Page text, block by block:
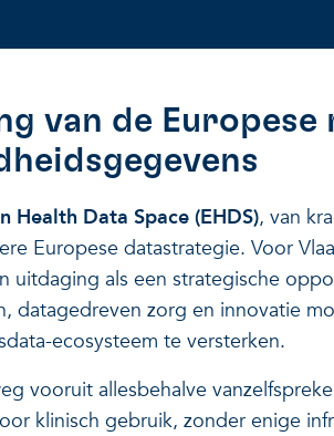
van de
Health Data Space (EHDS), van
Europese datastrategie. Voor
uitdaging als een strategische
datagedreven zorg en innovatie
ecosysteem te versterken.
vooruit allesbehalve
klinisch gebruik, zonder enige